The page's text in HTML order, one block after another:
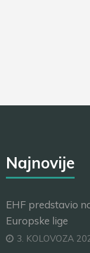
Najnovije
EHF predstavio
Europske lige
3. KOLOVOZA